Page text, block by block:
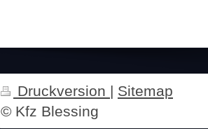
Druckversion | Sitemap
© Kfz Blessing